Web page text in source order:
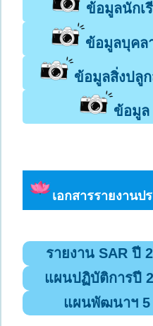
ข้อมูลนักเ
ข้อมูลบุคล
ข้อมูลสิ่งปลูก
ข้อมูล
เอกสารรายงานป
รายงาน SAR ปี
แผนปฏิบัติการปี
แผนพัฒนาฯ 5